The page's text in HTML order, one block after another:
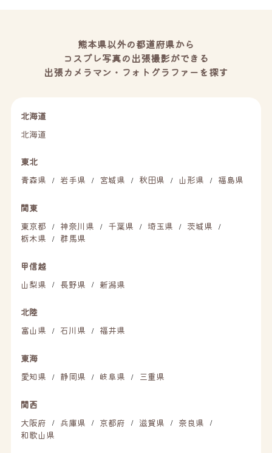
熊本県以外の都道府県から
コスプレ写真の出張撮影ができる
出張カメラマン・フォトグラファーを探す
北海道
北海道
東北
青森県
/ 岩手県 / 宮城県 / 秋田県 / 山形県 / 福島県
関東
東京都
/ 神奈川県 / 千葉県 / 埼玉県 / 茨城県 /
栃木県 / 群馬県
甲信越
山梨県
/ 長野県 / 新潟県
北陸
富山県
/ 石川県 / 福井県
東海
愛知県
/ 静岡県 / 岐阜県 / 三重県
関西
大阪府
/ 兵庫県 / 京都府 / 滋賀県 / 奈良県 /
和歌山県